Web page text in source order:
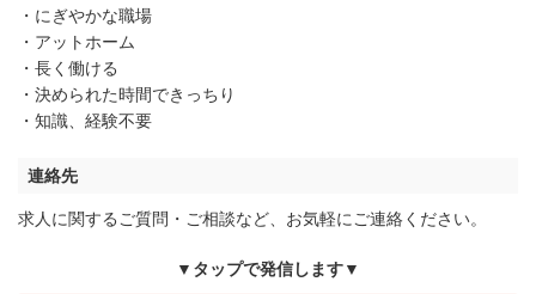
・にぎやかな職場
・アットホーム
・長く働ける
・決められた時間できっちり
・知識、経験不要
連絡先
求人に関するご質問・ご相談など、お気軽にご連絡ください。
▼タップで発信します▼